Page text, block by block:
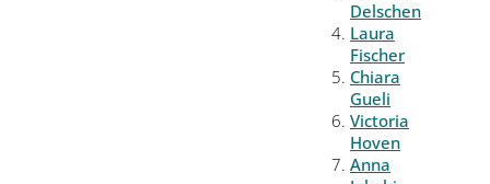
Delschen
Laura
Fischer
Chiara
Gueli
Victoria
Hoven
Anna